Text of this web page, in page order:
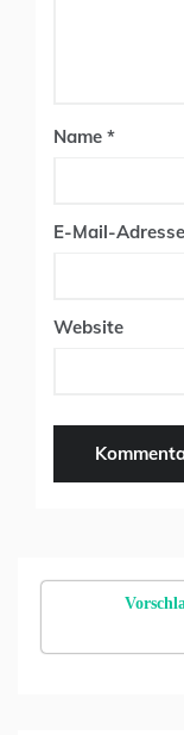
Name *
E-Mail-Adresse
Website